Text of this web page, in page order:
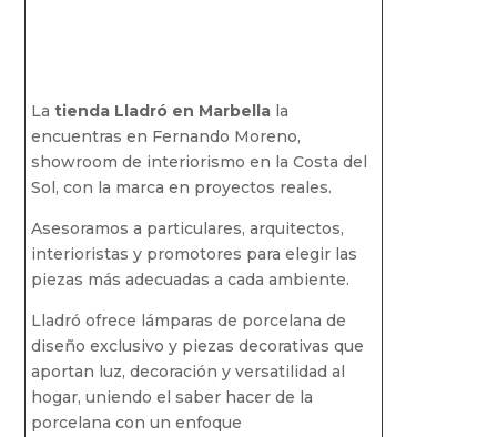
La tienda Lladró en Marbellala
encuentras en Fernando Moreno,
showroom de interiorismo en la Costa del
Sol, con la marca en proyectos reales.
Asesoramos a particulares, arquitectos,
interioristas y promotores para elegir las
piezas más adecuadas a cada ambiente.
Lladró ofrece lámparas de porcelana de
diseño exclusivo y piezas decorativas que
aportan luz, decoración y versatilidad al
hogar, uniendo el saber hacer de la
porcelana con un enfoque